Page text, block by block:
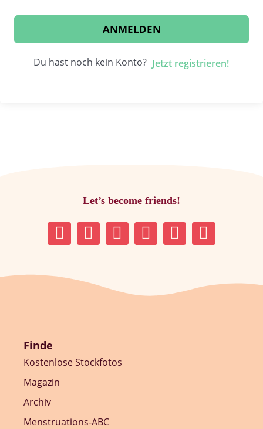
ANMELDEN
Du hast noch kein Konto? Jetzt registrieren!
Let’s become friends!
Finde
Kostenlose Stockfotos
Magazin
Archiv
Menstruations-ABC